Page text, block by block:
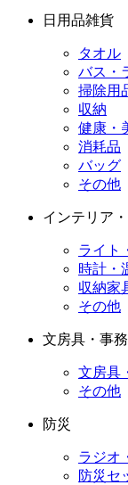
日用品雑貨
タオル
バス・
掃除用
収納
健康・
消耗品
バッグ
その他
インテリア
ライト
時計・
収納家
その他
文房具・事
文房具
その他
防災
ラジオ
防災セ